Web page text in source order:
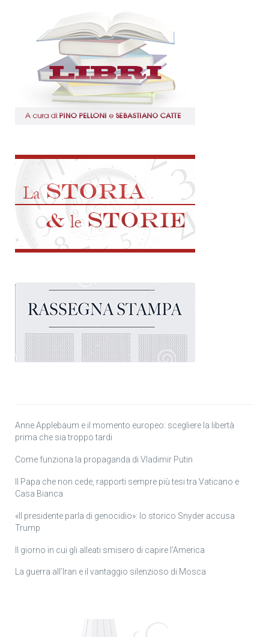
Anne Applebaum e il momento europeo: scegliere la libertà
prima che sia troppo tardi
Come funziona la propaganda di Vladimir Putin
Il Papa che non cede, rapporti sempre più tesi tra Vaticano e
Casa Bianca
«Il presidente parla di genocidio»: lo storico Snyder accusa
Trump
Il giorno in cui gli alleati smisero di capire l’America
La guerra all’Iran e il vantaggio silenzioso di Mosca